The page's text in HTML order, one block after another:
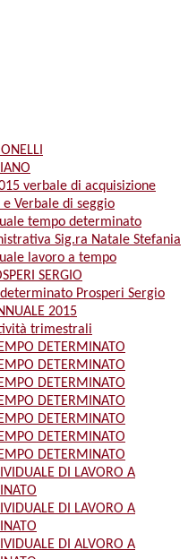
verbale di acquisizione
Verbale di seggio
tempo determinato
Sig.ra Natale Stefania
lavoro a tempo
SERGIO
Prosperi Sergio
2015
trimestrali
DETERMINATO
DETERMINATO
DETERMINATO
DETERMINATO
DETERMINATO
DETERMINATO
DETERMINATO
DI LAVORO A
DI LAVORO A
DI ALVORO A